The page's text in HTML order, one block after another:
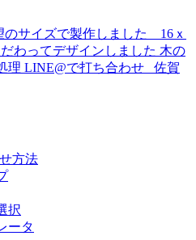
のサイズで製作しました 16ｘ
わってデザインしました 木の
理 LINE@で打ち合わせ 佐賀
方法
択
ータ